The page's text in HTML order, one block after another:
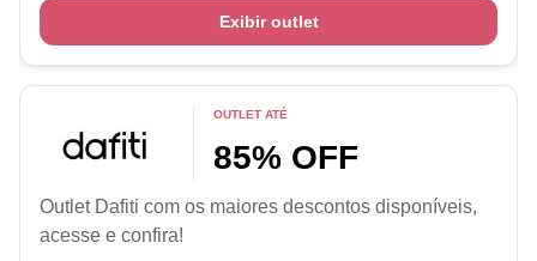
Exibir outlet
OUTLET ATÉ
85% OFF
Outlet Dafiti com os maiores descontos disponíveis,
acesse e confira!